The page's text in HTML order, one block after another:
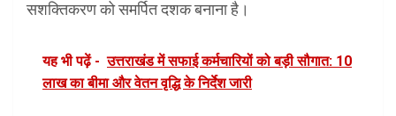
सशक्तिकरण को समर्पित दशक बनाना है।
यह भी पढ़ें - उत्तराखंड में सफाई कर्मचारियों को बड़ी सौगात: 10
लाख का बीमा और वेतन वृद्धि के निर्देश जारी